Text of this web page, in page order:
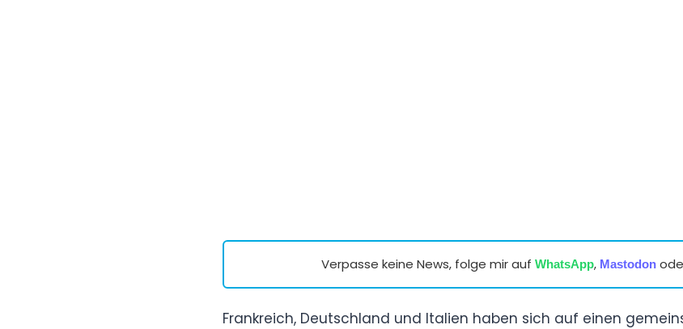
Verpasse keine News, folge mir auf WhatsApp, Mastodon
Frankreich, Deutschland und Italien haben sich auf einen